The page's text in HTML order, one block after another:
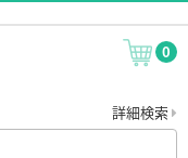
0
詳細検索